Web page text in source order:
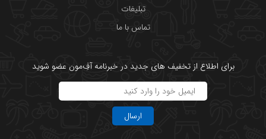
تبلیغات
تماس با ما
برای اطلاع از تخفیف های جدید در خبرنامه آفِ‌مون عضو شوید
ارسال